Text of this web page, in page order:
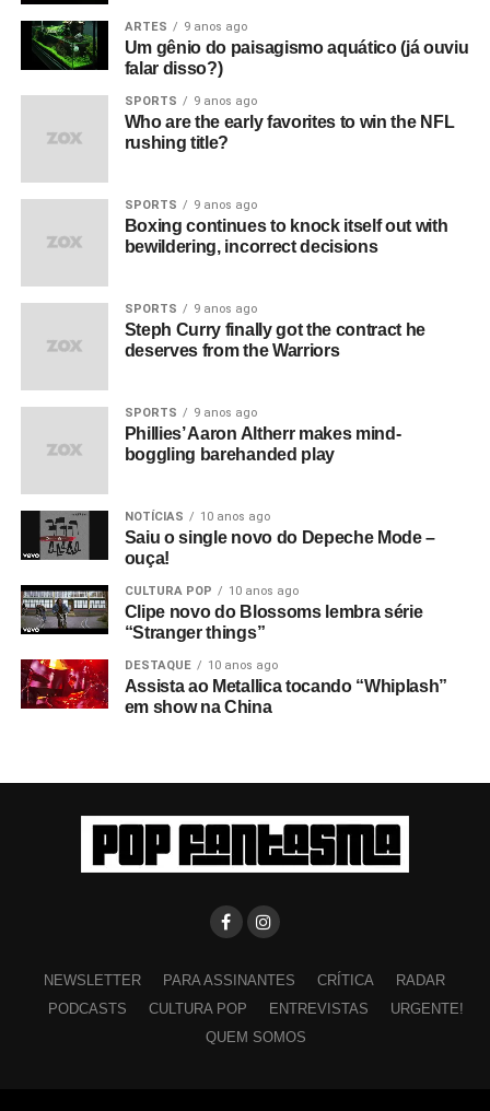
ARTES 9 anos ago
Um gênio do paisagismo aquático (já ouviu
falar disso?)
SPORTS 9 anos ago
Who are the early favorites to win the NFL
rushing title?
SPORTS 9 anos ago
Boxing continues to knock itself out with
bewildering, incorrect decisions
SPORTS 9 anos ago
Steph Curry finally got the contract he
deserves from the Warriors
SPORTS 9 anos ago
Phillies’ Aaron Altherr makes mind-
boggling barehanded play
NOTÍCIAS 10 anos ago
Saiu o single novo do Depeche Mode –
ouça!
CULTURA POP 10 anos ago
Clipe novo do Blossoms lembra série
“Stranger things”
DESTAQUE 10 anos ago
Assista ao Metallica tocando “Whiplash”
em show na China
NEWSLETTER PARA ASSINANTES CRÍTICA
RADAR
PODCASTS
CULTURA POP ENTREVISTAS
URGENTE!
QUEM SOMOS